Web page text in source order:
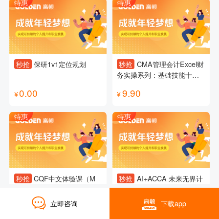
特惠
秒抢 保研1v1定位规划
¥0.00
特惠
秒抢 CMA管理会计Excel财
务实操系列：基础技能十八
¥9.90
特惠
秒抢 CQF中文体验课（M
0.10
特惠
秒抢 AI+ACCA 未来无界计
划试听课
立即咨询 下载app